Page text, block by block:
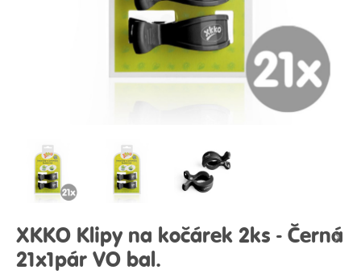
XKKO Klipy na kočárek 2ks - Černá
21x1pár VO bal.